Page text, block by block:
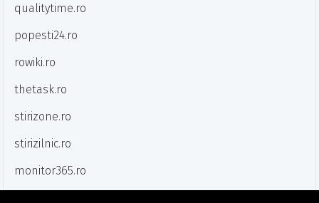
qualitytime.ro
popesti24.ro
rowiki.ro
thetask.ro
stirizone.ro
stirizilnic.ro
monitor365.ro